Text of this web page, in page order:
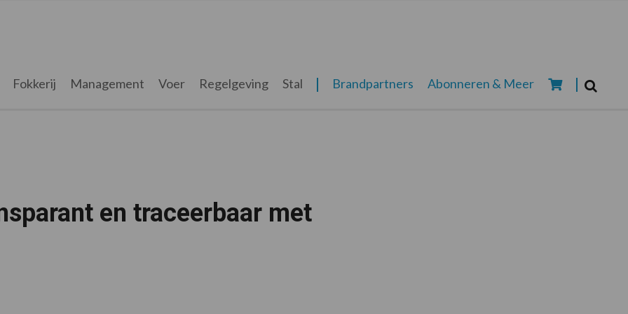
Fokkerij Management Voer Regelgeving Stal Brandpartners Abonneren & Meer
en traceerbaar met